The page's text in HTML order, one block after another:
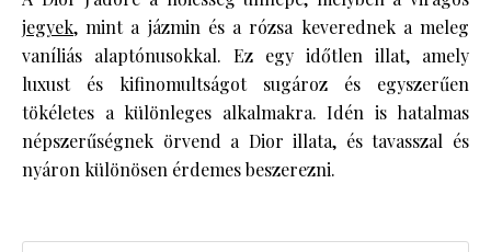
jegyek, mint a jázmin és a rózsa keverednek a meleg
vaníliás alaptónusokkal. Ez egy időtlen illat, amely
luxust és kifinomultságot sugároz és egyszerűen
tökéletes a különleges alkalmakra. Idén is hatalmas
népszerűségnek örvend a Dior illata, és tavasszal és
nyáron különösen érdemes beszerezni.